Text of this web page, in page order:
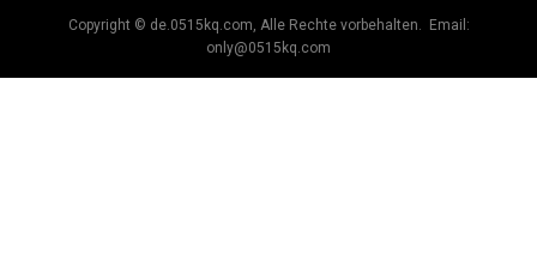
Copyright © de.0515kq.com, Alle Rechte vorbehalten. Email:
only@0515kq.com